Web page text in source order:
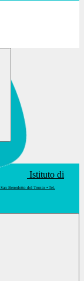
Istituto di
San Benedetto del Tronto • Tel.